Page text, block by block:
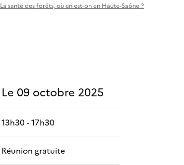
La santé des forêts, où en est-on en Haute-Saône ?
Le 09 octobre 2025
13h30 - 17h30
Réunion gratuite